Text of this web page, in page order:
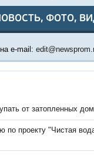
ФОТО,
e-mail:
от затопленных
по проекту "Чистая